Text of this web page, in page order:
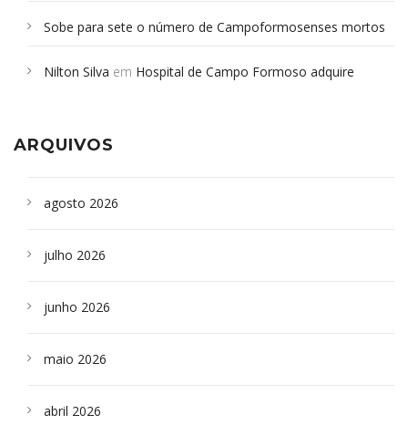
Sobe para sete o número de Campoformosenses mortos
Campoformosenses que morreram em desabamentos são
Nilton Silva em Hospital de Campo Formoso adquire
ARQUIVOS
agosto 2026
julho 2026
junho 2026
maio 2026
abril 2026